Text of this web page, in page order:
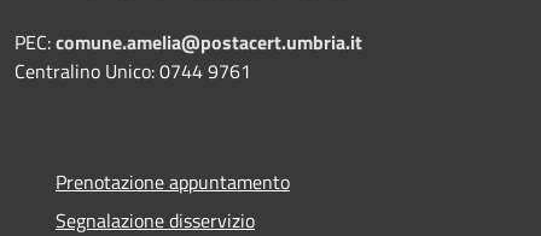
PEC:comune.amelia@postacert.umbria.it
Centralino Unico: 0744 9761
Prenotazione appuntamento
Segnalazione disservizio